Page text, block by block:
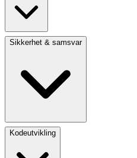
Sikkerhet & samsvar
Kodeutvikling